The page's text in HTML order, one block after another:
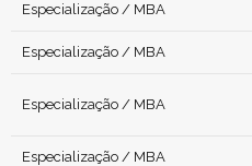
Especialização / MBA
Especialização / MBA
Especialização / MBA
Especialização / MBA